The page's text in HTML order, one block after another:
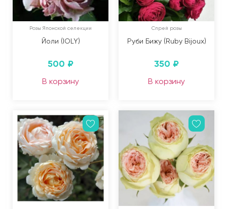
Розы Японской селекции
Йоли (IOLY)
500 ₽
В корзину
Спрей розы
Руби Бижу (Ruby Bijoux)
350 ₽
В корзину